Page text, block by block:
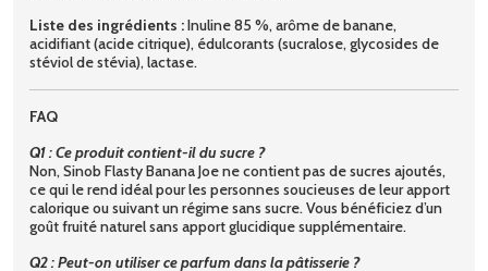
Liste des ingrédients :Inuline 85 %, arôme de banane,
acidifiant (acide citrique), édulcorants (sucralose, glycosides de
stéviol de stévia), lactase.
FAQ
Q1 : Ce produit contient-il du sucre ?
Non, Sinob Flasty Banana Joe ne contient pas de sucres ajoutés,
ce qui le rend idéal pour les personnes soucieuses de leur apport
calorique ou suivant un régime sans sucre. Vous bénéficiez d’un
goût fruité naturel sans apport glucidique supplémentaire.
Q2 : Peut-on utiliser ce parfum dans la pâtisserie ?